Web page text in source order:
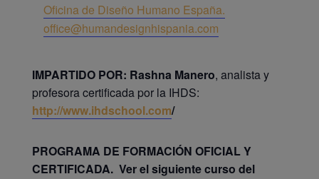
Oficina de Diseño Humano España.
office@humandesignhispania.com
IMPARTIDO POR: Rashna Manero, analista y
profesora certificada por la IHDS:
http://www.ihdschool.com/
PROGRAMA DE FORMACIÓN OFICIAL Y
CERTIFICADA. Ver el siguiente curso del